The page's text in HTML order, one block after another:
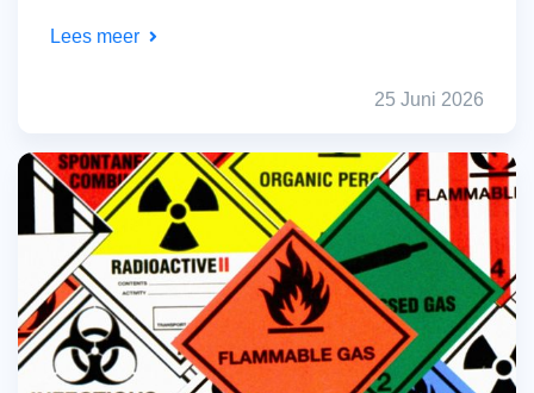
Lees meer
25 Juni 2026